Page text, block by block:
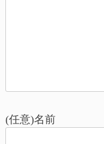
シ
ョ
(任意)名前